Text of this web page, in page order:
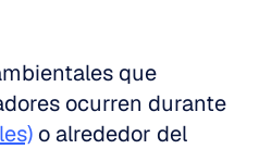
que
ocurren durante
o alrededor del